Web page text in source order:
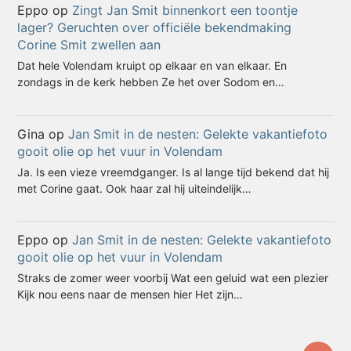
Eppo op Zingt Jan Smit binnenkort een toontje
lager? Geruchten over officiële bekendmaking
Corine Smit zwellen aan
Dat hele Volendam kruipt op elkaar en van elkaar. En
zondags in de kerk hebben Ze het over Sodom en…
Gina opJan Smit in de nesten: Gelekte vakantiefoto
gooit olie op het vuur in Volendam
Ja. Is een vieze vreemdganger. Is al lange tijd bekend dat hij
met Corine gaat. Ook haar zal hij uiteindelijk…
Eppo opJan Smit in de nesten: Gelekte vakantiefoto
gooit olie op het vuur in Volendam
Straks de zomer weer voorbij Wat een geluid wat een plezier
Kijk nou eens naar de mensen hier Het zijn…